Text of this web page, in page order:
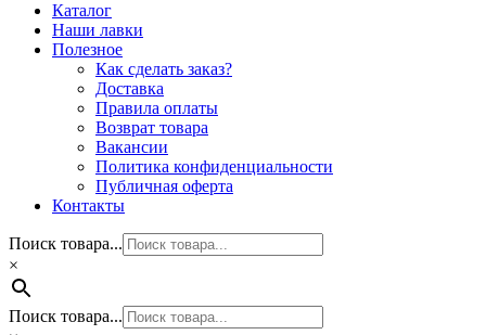
Каталог
Наши лавки
Полезное
Как сделать заказ?
Доставка
Правила оплаты
Возврат товара
Вакансии
Политика конфиденциальности
Публичная оферта
Контакты
Поиск товара...
×
Поиск товара...